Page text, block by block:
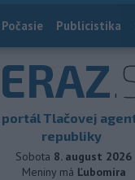
Počasie Publicistika
Tlačovej
republiky
Sobota 8. august 2026
Meniny má Ľubomíra